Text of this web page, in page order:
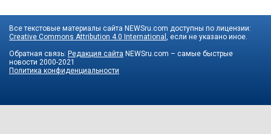
Все текстовые материалы сайта NEWSru.com доступны по лицензии:
Creative Commons Attribution 4.0 International , если не указано иное.
Обратная связь: Редакция сайта NEWSru.com – самые быстрые
новости 2000-2021
Политика конфиденциальности